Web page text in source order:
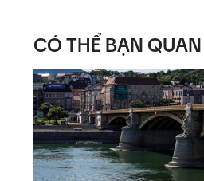
CÓ THỂ BẠN